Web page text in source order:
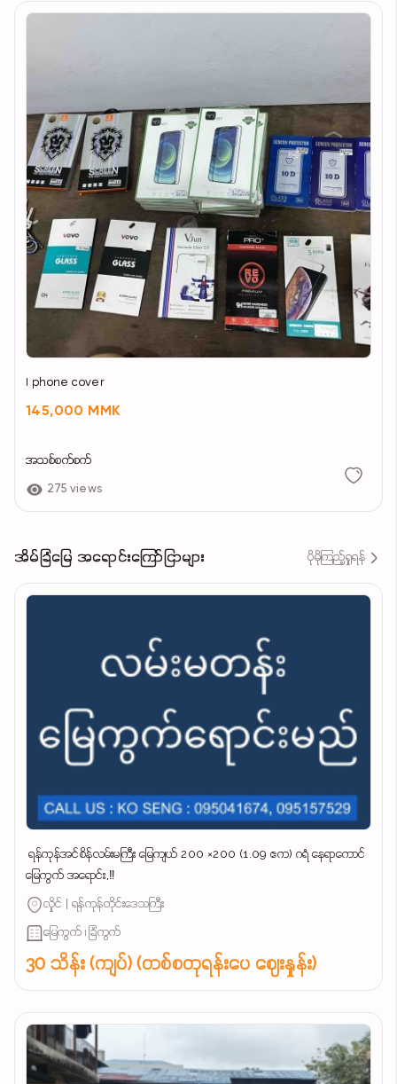
I phone cover
145,000 MMK
အသစ်စက်စက်
275 views
အိမ်ခြံမြေ အရောင်းကြော်ငြာများ ပိုမိုကြည့်ရှုရန်
‌ ရန်ကုန်အင်စိန်လမ်းမကြီး မြေကျယ် 200 ×200 (1.09 ဧက) ဂရံ နေရာကောင်
မြေကွက် အရောင်း,‼️
လှိုင် | ရန်ကုန်တိုင်းဒေသကြီး
မြေကွက် ၊ ခြံကွက်
30 သိန်း (ကျပ်) (တစ်စတုရန်းပေ ဈေးနှုန်း)